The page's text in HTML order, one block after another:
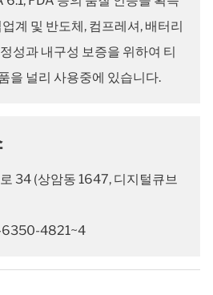
계 및 반도체, 컴프레셔, 배터리
성과 내구성 보증을 위하여 티
을 널리 사용중에 있습니다.
34 (상암동 1647, 디지털큐브
6350-4821~4